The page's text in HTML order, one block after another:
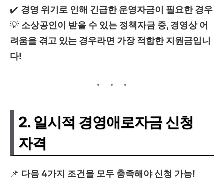
✔️ 경영 위기로 인해 긴급한 운영자금이 필요한 경우
💡 소상공인이 받을 수 있는 정책자금 중, 경영상 어
려움을 겪고 있는 경우라면 가장 적합한 지원금입니
다!
2. 일시적 경영애로자금 신청
자격
📌 다음 4가지 조건을 모두 충족해야 신청 가능!